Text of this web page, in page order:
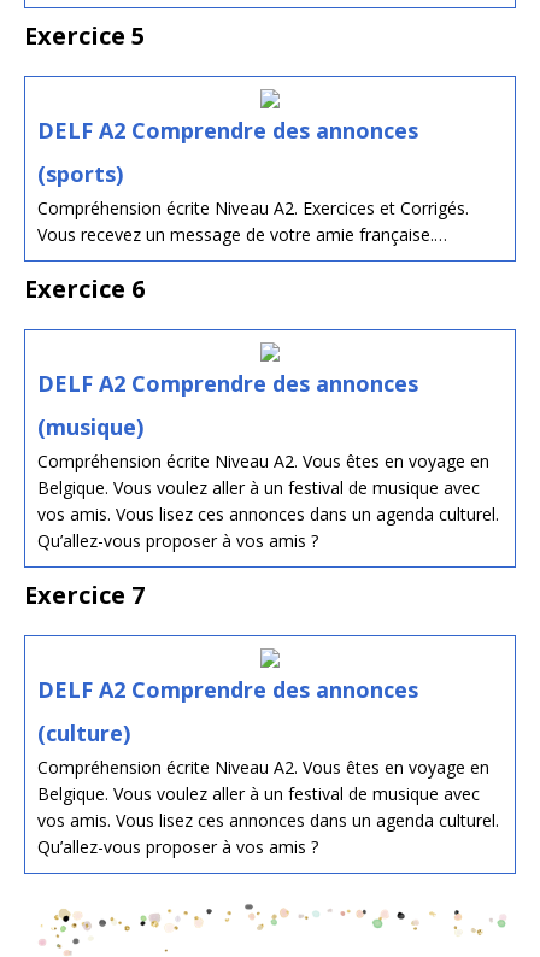
Exercice 5
DELF A2 Comprendre des annonces
(sports)
Compréhension écrite Niveau A2. Exercices et Corrigés.
Vous recevez un message de votre amie française.…
Exercice 6
DELF A2 Comprendre des annonces
(musique)
Compréhension écrite Niveau A2. Vous êtes en voyage en
Belgique. Vous voulez aller à un festival de musique avec
vos amis. Vous lisez ces annonces dans un agenda culturel.
Qu’allez-vous proposer à vos amis ?
Exercice 7
DELF A2 Comprendre des annonces
(culture)
Compréhension écrite Niveau A2. Vous êtes en voyage en
Belgique. Vous voulez aller à un festival de musique avec
vos amis. Vous lisez ces annonces dans un agenda culturel.
Qu’allez-vous proposer à vos amis ?